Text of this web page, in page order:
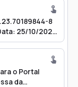
8
25/10/2023
o Portal
da